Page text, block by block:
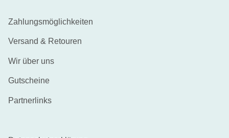
Zahlungsmöglichkeiten
Versand & Retouren
Wir über uns
Gutscheine
Partnerlinks